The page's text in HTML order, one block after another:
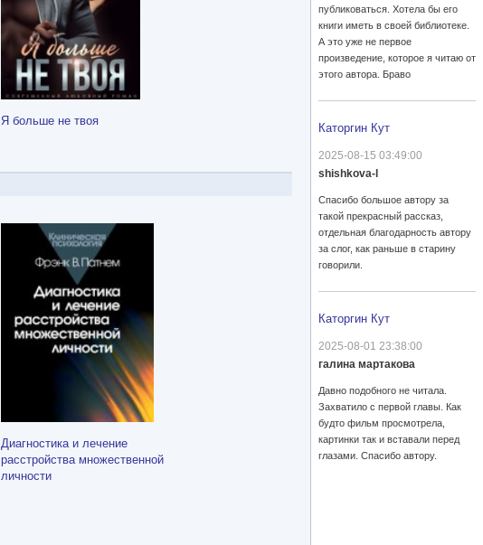
Я больше не твоя
Диагностика и лечение
расстройства множественной
личности
публиковаться. Хотела бы его
книги иметь в своей библиотеке.
А это уже не первое
произведение, которое я читаю от
этого автора. Браво
Каторгин Кут
2025-08-15 03:49:00
shishkova-l
Спасибо большое автору за
такой прекрасный рассказ,
отдельная благодарность автору
за слог, как раньше в старину
говорили.
Каторгин Кут
2025-08-01 23:38:00
галина мартакова
Давно подобного не читала.
Захватило с первой главы. Как
будто фильм просмотрела,
картинки так и вставали перед
глазами. Спасибо автору.